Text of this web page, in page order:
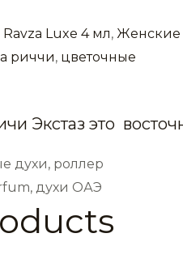
Luxe 4 мл, Женские
риччи, цветочные
Экстаз это
духи, роллер
духи ОАЭ